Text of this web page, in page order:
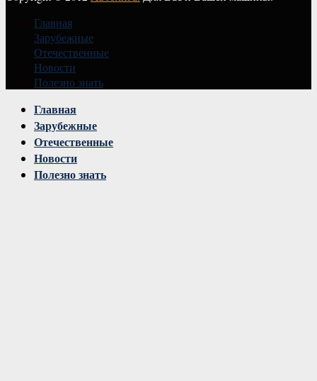
Главная
Зарубежные
Отечественные
Новости
Полезно знать
Главная
Зарубежные
Отечественные
Новости
Полезно знать